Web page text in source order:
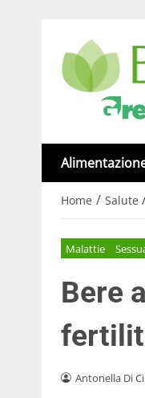
Home / Salute
Malattie
Bere
Antonella Di